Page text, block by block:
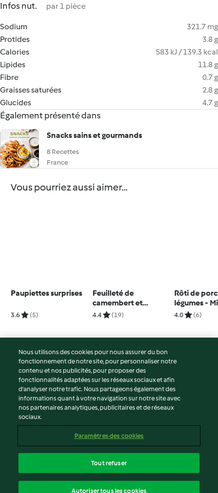
Infos nut. par 1 pièce
Sodium
321.7 mg
Protides
3.8 g
Calories
583 kJ / 139.3 kcal
Lipides
11.8 g
Fibre
0.7 g
Graisses saturées
2.8 g
Glucides
4.7 g
Également présenté dans
Snacks sains et gourmands
8 Recettes
France
Vous pourriez aussi aimer...
Paupiettes surprises
3.6 (5)
Feuilleté de
camembert et
guanciale
4.4 (19)
Rôti de
légumes -
4.0 (6)
© Copyright 2026
Conditions d'utilisation
Politique de confidentialité
Non-responsabilité
Mentions légales
Contenu du rapport
Déclaration d'accessibilité
Nous utilisons des cookies pour nous assurer du bon
fonctionnement de notre site, pour personnaliser notre
contenu et nos publicités, pour proposer des
fonctionnalités adaptées sur les réseaux sociaux et afin
d’analyser notre trafic. Nous partageons également des
informations quant à votre navigation sur notre site avec
nos partenaires analytiques, publicitaires et de réseaux
sociaux.
Paramètres des cookies
Tout refuser
Autoriser tous les cookies